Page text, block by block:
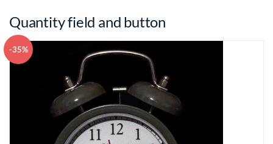
Quantity field and button
-35%